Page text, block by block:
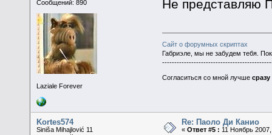
Сообщений: 890
Laziale Forever
Не представляю
Сайт о форумных скриптах
Габриэле, мы не забудем тебя.
Согласиться со мной лучше сразу
Kortes574
Siniša Mihajlović 11
Re: Паоло Ди Канио
«Ответ #5 : 11 Ноябрь